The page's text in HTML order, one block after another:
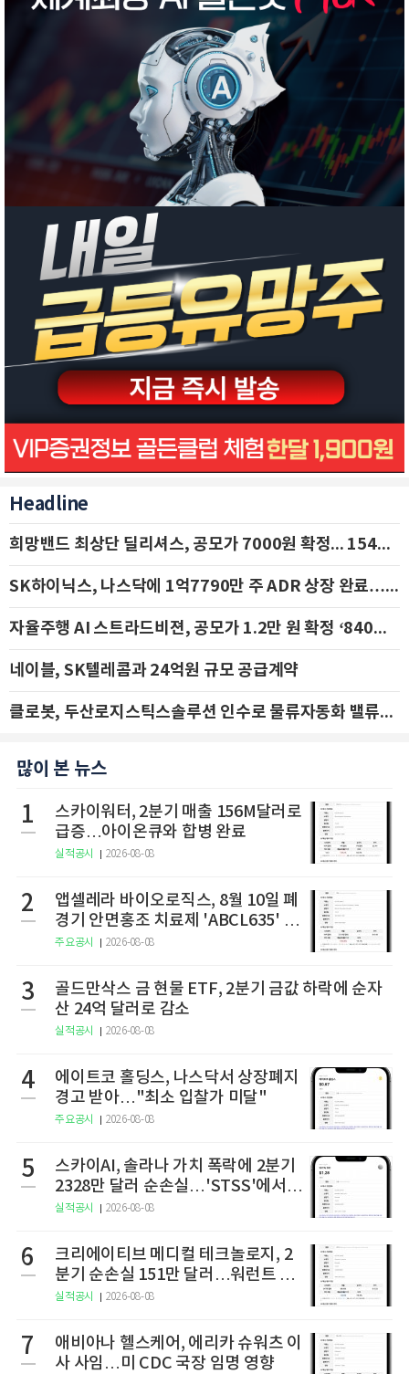
Headline
희망밴드 최상단 딜리셔스, 공모가 7000원 확정... 154억 규모 IPO 돌입
SK하이닉스, 나스닥에 1억7790만 주 ADR 상장 완료…29일 국내 추가 상장
자율주행 AI 스트라드비젼, 공모가 1.2만 원 확정 ‘840억 수혈’
네이블, SK텔레콤과 24억원 규모 공급계약
클로봇, 두산로지스틱스솔루션 인수로 물류자동화 밸류체인 확장 추진 - IBK투자증권
많이 본 뉴스
1
스카이워터, 2분기 매출 156M달러로
급증…아이온큐와 합병 완료
실적공시 2026-08-08
2
앱셀레라 바이오로직스, 8월 10일 폐
경기 안면홍조 치료제 'ABCL635' 임
상 2상 결과 발표
주요공시 2026-08-08
3
골드만삭스 금 현물 ETF, 2분기 금값 하락에 순자
산 24억 달러로 감소
실적공시 2026-08-08
4
에이트코 홀딩스, 나스닥서 상장폐지
경고 받아…"최소 입찰가 미달"
주요공시 2026-08-08
5
스카이AI, 솔라나 가치 폭락에 2분기
2328만 달러 순손실…'STSS'에서
사명·티커 변경 완료
실적공시 2026-08-08
6
크리에이티브 메디컬 테크놀로지, 2
분기 순손실 151만 달러…워런트 행
사로 446만 달러 조달
실적공시 2026-08-08
7
애비아나 헬스케어, 에리카 슈워츠 이
사 사임…미 CDC 국장 임명 영향